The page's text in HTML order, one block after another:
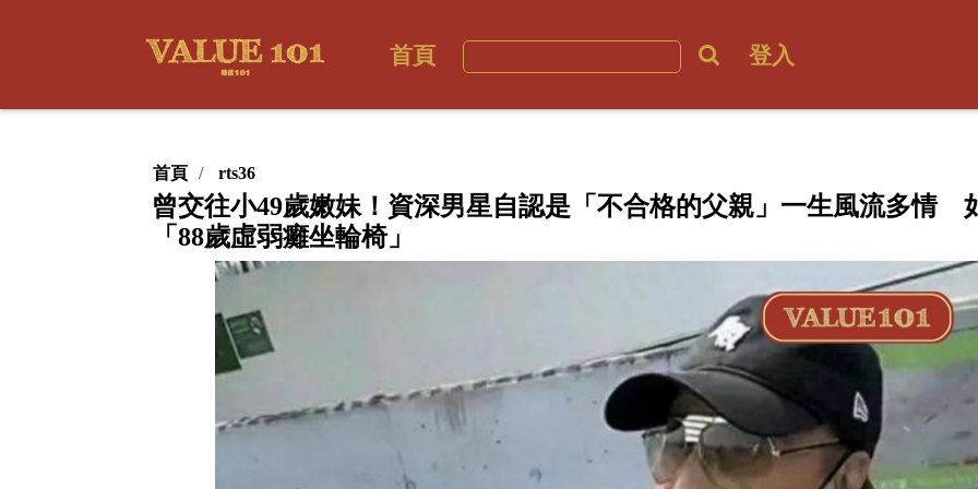
首頁 登入
首頁 rts36
曾交往小49歲嫩妹！資深男星自認是「不合格的父親」一生風流多情
「88歲虛弱癱坐輪椅」